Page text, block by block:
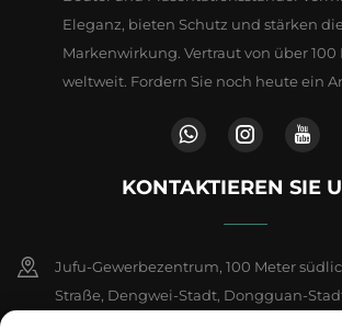
Eleganz, bieten Schutz und stärken die
Markenwirkung. Vertraut von über 100
weltweit. Fordern Sie noch heute ein
KONTAKTIEREN SIE
Jufu-Gewerbezentrum, 100 Meter
Straße, Dengwei-Stadt, Dongguan-